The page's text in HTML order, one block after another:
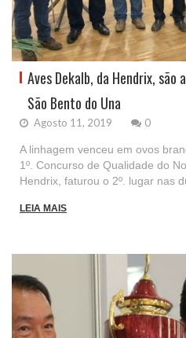
Aves Dekalb, da Hendrix, são
São Bento do Una
Agosto 11, 2019 0
A linhagem venceu em ovos
1º. Concurso de Qualidade do
Hendrix, faturou o 2º. lugar nas
LEIA MAIS